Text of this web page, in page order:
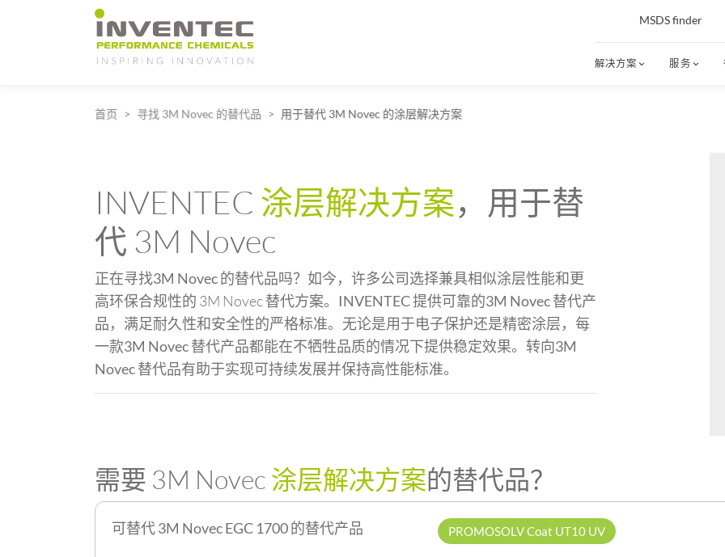
Main Navigation
MSDS finder
解决方案 服务
首页 寻找 3M Novec 的替代品 用于替代 3M Novec 的涂层解决方案
INVENTEC 涂层解决方案，用于替
代 3M Novec
正在寻找3M Novec 的替代品吗？如今，许多公司选择兼具相似涂层性能和更
高环保合规性的 3M Novec 替代方案。 INVENTEC提供可靠的3M Novec 替代产
品，满足耐久性和安全性的严格标准。无论是用于电子保护还是精密涂层，每
一款3M Novec 替代产品都能在不牺牲品质的情况下提供稳定效果。转向3M
Novec 替代品有助于实现可持续发展并保持高性能标准。
需要 3M Novec 涂层解决方案的替代品？
可替代3M Novec EGC 1700的替代产品 PROMOSOLV Coat UT10 UV